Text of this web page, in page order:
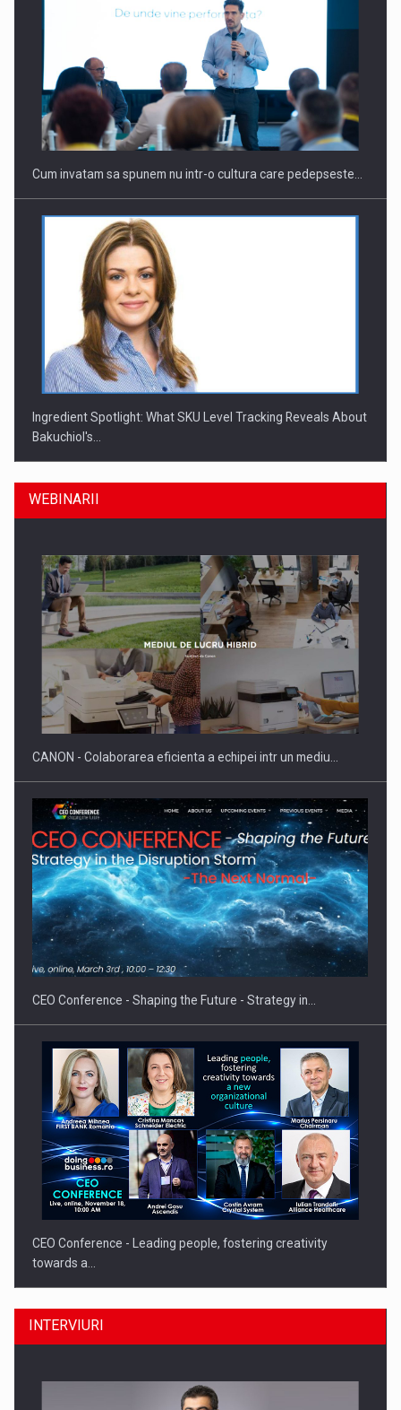
Cum invatam sa spunem nu intr-o cultura care pedepseste…
Ingredient Spotlight: What SKU Level Tracking Reveals About
Bakuchiol's…
Producatorii si comerciantii care nu se supun noilor
reglementari…
Proteinmaxxing and the Future of Protein Demand
WEBINARII
CANON - Colaborarea eficienta a echipei intr un mediu…
CEO Conference - Shaping the Future - Strategy in…
CEO Conference - Leading people, fostering creativity
towards a…
INTERVIURI